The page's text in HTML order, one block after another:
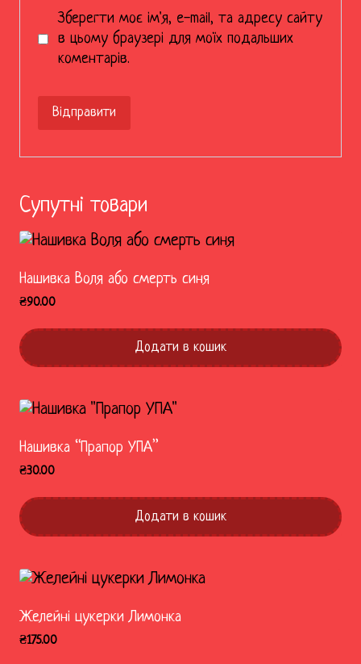
Зберегти моє ім'я, e-mail, та адресу сайту
в цьому браузері для моїх подальших
коментарів.
Супутні товари
Нашивка Воля або смерть синя
₴90.00
Додати в кошик
Нашивка “Прапор УПА”
₴30.00
Додати в кошик
Желейні цукерки Лимонка
₴175.00